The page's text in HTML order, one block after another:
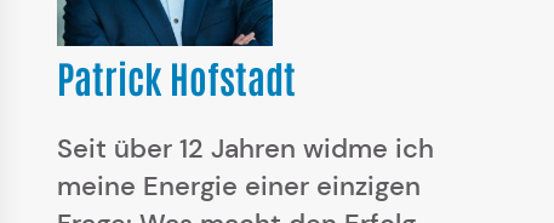
Patrick Hofstadt
Seit über 12 Jahren widme ich
meine Energie einer einzigen